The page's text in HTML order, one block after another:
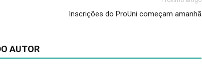
Inscrições do ProUni começam amanhã
AUTOR